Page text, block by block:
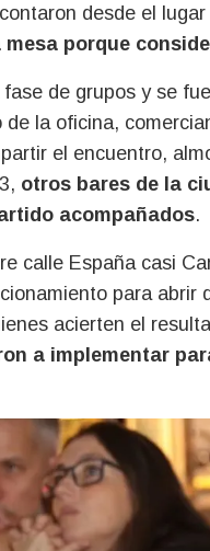
desde el
porque
de grupos y se
la oficina,
el encuentro,
, otros bares de la
acompañados.
calle España casi
para abrir
acierten el
a implementar